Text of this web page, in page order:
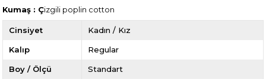
Kumaş : Çizgili poplin cotton
Cinsiyet Kadın / Kız
Kalıp Regular
Boy / Ölçü Standart